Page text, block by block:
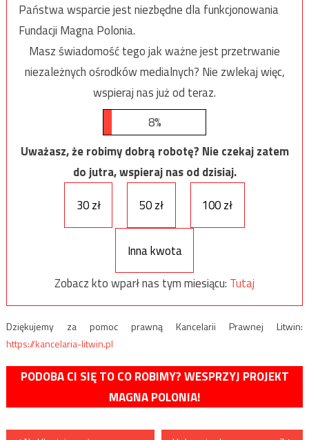
Państwa wsparcie jest niezbędne dla funkcjonowania
Fundacji Magna Polonia.
Masz świadomość tego jak ważne jest przetrwanie
niezależnych ośrodków medialnych? Nie zwlekaj więc,
wspieraj nas już od teraz.
8%
Uważasz, że robimy dobrą robotę? Nie czekaj zatem
do jutra, wspieraj nas od dzisiaj.
30 zł
50 zł 100 zł
Inna kwota
Zobacz kto wparł nas tym miesiącu: Tutaj
Dziękujemy za pomoc prawną Kancelarii Prawnej Litwin:
https://kancelaria-litwin.pl
PODOBA CI SIĘ TO CO ROBIMY? WESPRZYJ PROJEKT
MAGNA POLONIA!